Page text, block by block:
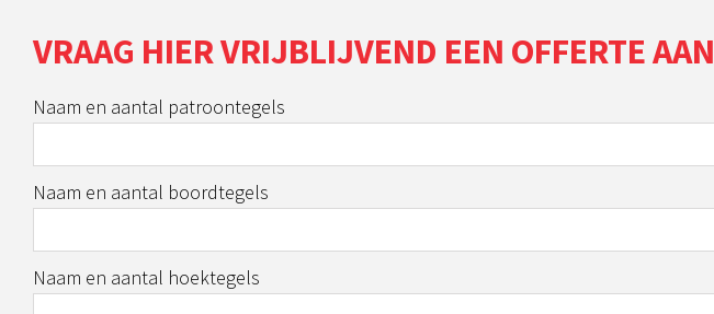
VRAAG HIER VRIJBLIJVEND EEN OFFERTE AAN
Naam en aantal patroontegels
Naam en aantal boordtegels
Naam en aantal hoektegels